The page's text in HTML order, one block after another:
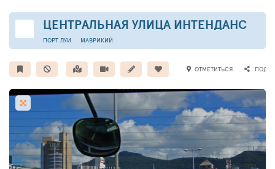
ЦЕНТРАЛЬНАЯ УЛИЦА ИНТЕНДАНС
МАВРИКИЙ
ПОРТ ЛУИ
ОТМЕТИТЬСЯ